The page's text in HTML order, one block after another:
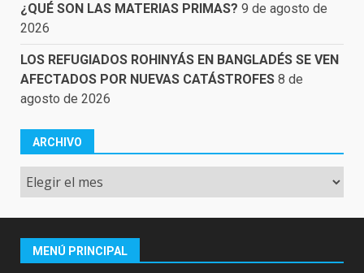
¿QUÉ SON LAS MATERIAS PRIMAS? 9 de agosto de
2026
LOS REFUGIADOS ROHINYÁS EN BANGLADÉS SE VEN
AFECTADOS POR NUEVAS CATÁSTROFES 8 de
agosto de 2026
ARCHIVO
Archivo
MENÚ PRINCIPAL